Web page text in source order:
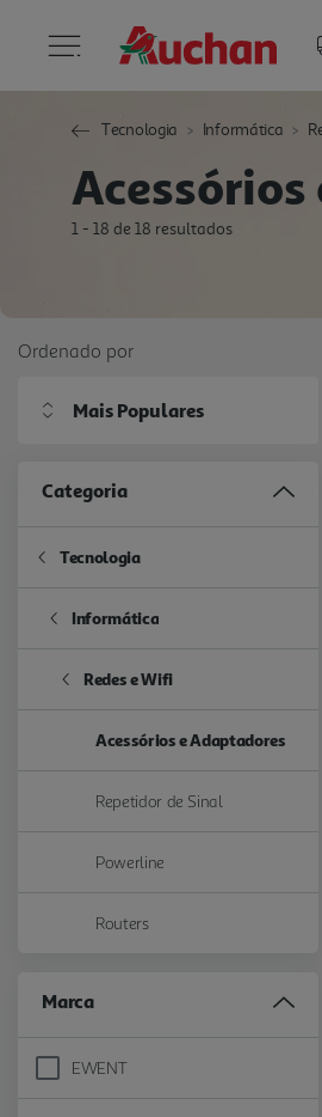
Tecnologia Informática
1 - 18 de 18 resultados
Ordenado por
Mais Populares
Categoria
Tecnologia
Refine by Categoria: Tecnologia
Informática
Refine by Categoria: Informática
Redes e Wifi
Refine by Categoria: Redes e Wifi
Acessórios e Adaptadores
selected Currently Refined by
Repetidor de Sinal
Refine by Categoria: Repetidor de
Powerline
Refine by Categoria: Powerline
Routers
Refine by Categoria: Routers
Marca
EWENT
Refine by Marca: EWENT